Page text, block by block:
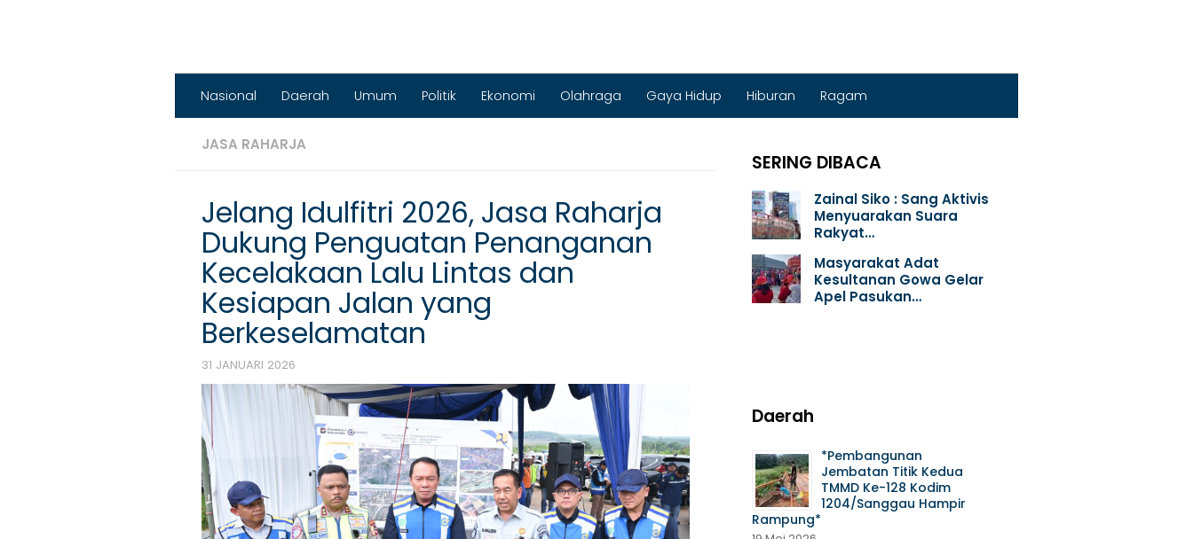
Nasional Daerah Umum Politik Ekonomi Olahraga Gaya Hidup Hiburan Ragam
JASA RAHARJA
Jelang Idulfitri 2026, Jasa Raharja
Dukung Penguatan Penanganan
Kecelakaan Lalu Lintas dan
Kesiapan Jalan yang
Berkeselamatan
31 JANUARI 2026
SERING DIBACA
Zainal Siko : Sang Aktivis
Menyuarakan Suara
Rakyat…
Masyarakat Adat
Kesultanan Gowa Gelar
Apel Pasukan…
Daerah
*Pembangunan
Jembatan Titik Kedua
TMMD Ke-128 Kodim
1204/Sanggau Hampir
Rampung*